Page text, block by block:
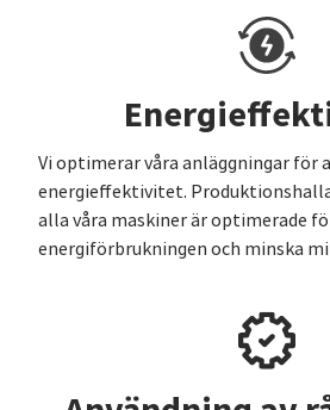
Vi optimerar våra anläggningar för
energieffektivitet.
alla våra maskiner är optimerade
energiförbrukningen och minska